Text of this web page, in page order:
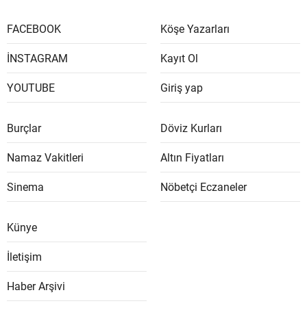
FACEBOOK
İNSTAGRAM
YOUTUBE
Köşe Yazarları
Kayıt Ol
Giriş yap
Burçlar
Namaz Vakitleri
Sinema
Döviz Kurları
Altın Fiyatları
Nöbetçi Eczaneler
Künye
İletişim
Haber Arşivi